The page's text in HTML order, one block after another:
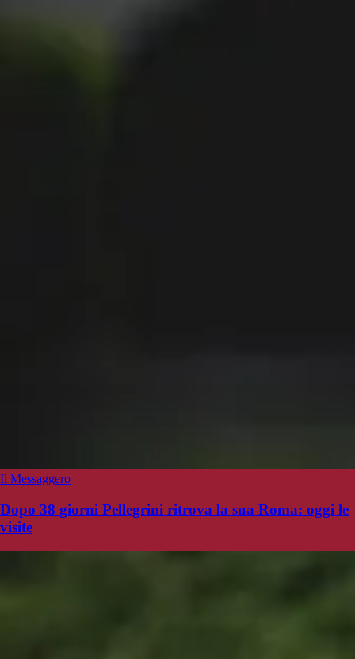
Il Messaggero
Dopo 38 giorni Pellegrini ritrova la sua Roma: oggi le
visite